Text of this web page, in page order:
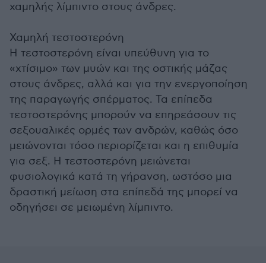
χαμηλής λίμπιντο στους άνδρες.
Χαμηλή τεστοστερόνη
Η τεστοστερόνη είναι υπεύθυνη για το
«χτίσιμο» των μυών και της οστικής μάζας
στους άνδρες, αλλά και για την ενεργοποίηση
της παραγωγής σπέρματος. Τα επίπεδα
τεστοστερόνης μπορούν να επηρεάσουν τις
σεξουαλικές ορμές των ανδρών, καθώς όσο
μειώνονται τόσο περιορίζεται και η επιθυμία
για σεξ. Η τεστοστερόνη μειώνεται
φυσιολογικά κατά τη γήρανση, ωστόσο μια
δραστική μείωση στα επίπεδά της μπορεί να
οδηγήσει σε μειωμένη λίμπιντο.